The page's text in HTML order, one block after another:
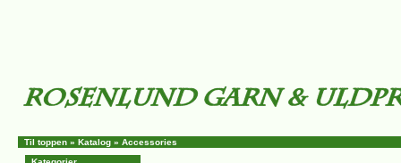
Til toppen » Katalog » Accessories